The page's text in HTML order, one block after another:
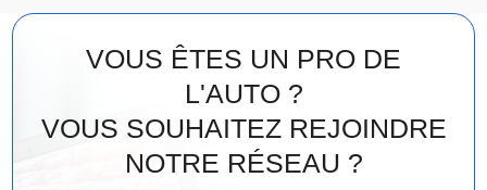
VOUS ÊTES UN PRO DE
L'AUTO ?
VOUS SOUHAITEZ REJOINDRE
NOTRE RÉSEAU ?